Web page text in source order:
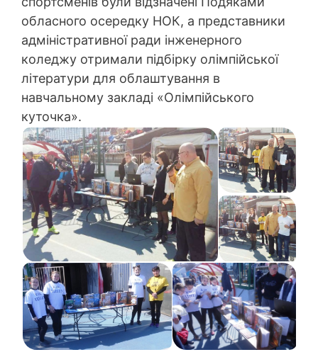
обласного осередку НОК, а представники
адміністративної ради інженерного
коледжу отримали підбірку олімпійської
літератури для облаштування в
навчальному закладі «Олімпійського
куточка».